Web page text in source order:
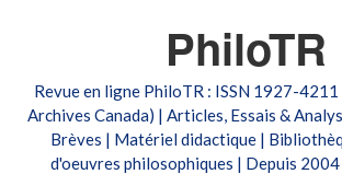
PhiloTR
Revue en ligne PhiloTR : ISSN 1927-
Archives Canada) | Articles, Essais &
Brèves | Matériel didactique |
d'oeuvres philosophiques | Depuis 2004